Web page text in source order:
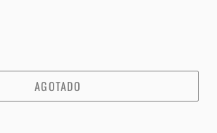
AGOTADO